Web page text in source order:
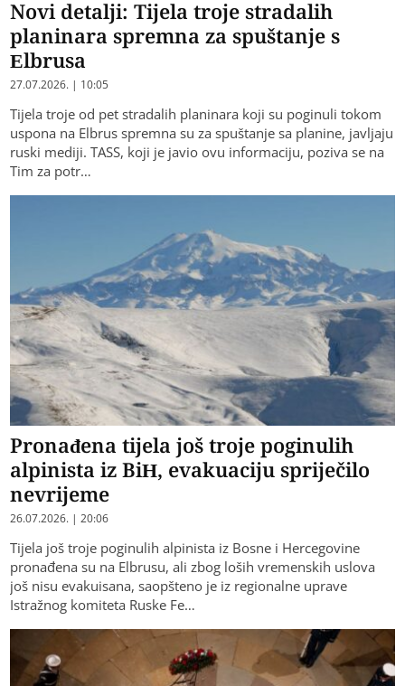
Novi detalji: Tijela troje stradalih
planinara spremna za spuštanje s
Elbrusa
27.07.2026. | 10:05
Tijela troje od pet stradalih planinara koji su poginuli tokom
uspona na Elbrus spremna su za spuštanje sa planine, javljaju
ruski mediji. TASS, koji je javio ovu informaciju, poziva se na
Tim za potr…
Pronađena tijela još troje poginulih
alpinista iz BiH, evakuaciju spriječilo
nevrijeme
26.07.2026. | 20:06
Tijela još troje poginulih alpinista iz Bosne i Hercegovine
pronađena su na Elbrusu, ali zbog loših vremenskih uslova
još nisu evakuisana, saopšteno je iz regionalne uprave
Istražnog komiteta Ruske Fe…